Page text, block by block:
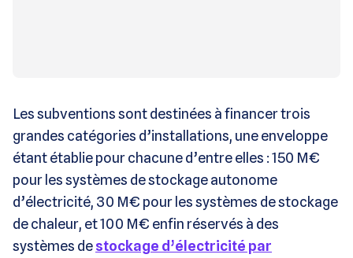
Les subventions sont destinées à financer trois
grandes catégories d’installations, une enveloppe
étant établie pour chacune d’entre elles : 150 M€
pour les systèmes de stockage autonome
d’électricité, 30 M€ pour les systèmes de stockage
de chaleur, et 100 M€ enfin réservés à des
systèmes destockage d’électricité par